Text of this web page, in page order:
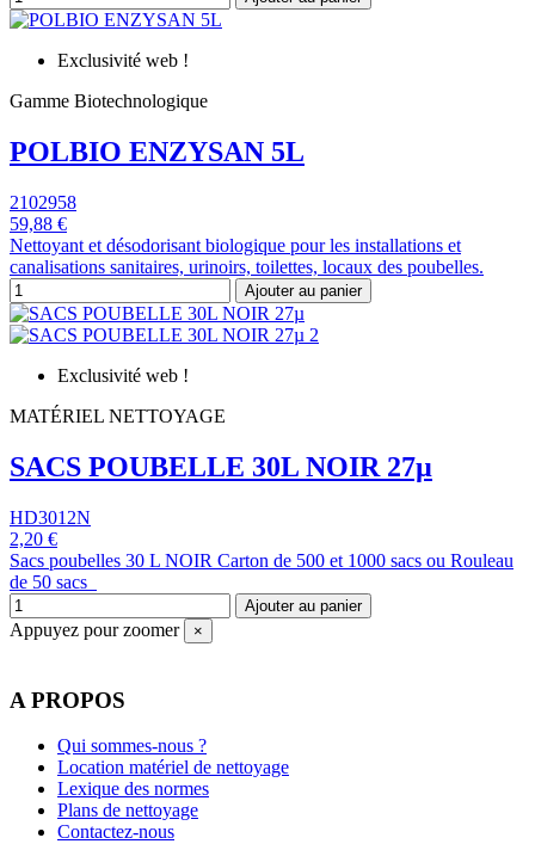
Exclusivité web !
Gamme Biotechnologique
POLBIO ENZYSAN 5L
2102958
59,88 €
Nettoyant et désodorisant biologique pour les installations et
canalisations sanitaires, urinoirs, toilettes, locaux des poubelles.
Ajouter au panier
Exclusivité web !
MATÉRIEL NETTOYAGE
SACS POUBELLE 30L NOIR 27µ
HD3012N
2,20 €
Sacs poubelles 30 L NOIR Carton de 500 et 1000 sacs ou Rouleau
de 50 sacs
Ajouter au panier
Appuyez pour zoomer ×
A PROPOS
Qui sommes-nous ?
Location matériel de nettoyage
Lexique des normes
Plans de nettoyage
Contactez-nous